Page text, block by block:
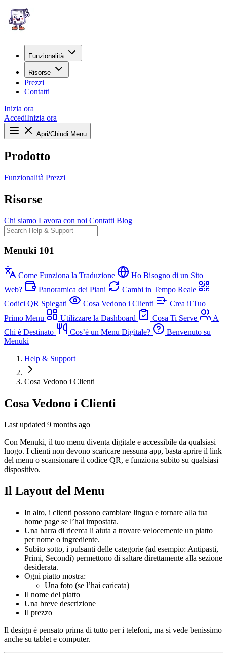
Funzionalità
Risorse
Prezzi
Contatti
Inizia ora
AccediInizia ora
Apri/Chiudi Menu
Prodotto
Funzionalità Prezzi
Risorse
Chi siamo Lavora con noi Contatti Blog
Menuki 101
Come Funziona la Traduzione
Ho Bisogno di un Sito
Web?
Panoramica dei Piani
Cambi in Tempo Reale
Codici QR Spiegati
Cosa Vedono i Clienti
Crea il Tuo
Primo Menu
Utilizzare la Dashboard Cosa Ti Serve
A
Chi è Destinato
Cos’è un Menu Digitale?
Benvenuto su
Menuki
Help & Support
Cosa Vedono i Clienti
Cosa Vedono i Clienti
Last updated 9 months ago
Con Menuki, il tuo menu diventa digitale e accessibile da qualsiasi
luogo. I clienti non devono scaricare nessuna app, basta aprire il link
del menu o scansionare il codice QR, e funziona subito su qualsiasi
dispositivo.
Il Layout del Menu
In alto, i clienti possono cambiare lingua e tornare alla tua
home page se l’hai impostata.
Una barra di ricerca li aiuta a trovare velocemente un piatto
per nome o ingrediente.
Subito sotto, i pulsanti delle categorie (ad esempio: Antipasti,
Primi, Secondi) permettono di saltare direttamente alla sezione
desiderata.
Ogni piatto mostra:
Una foto (se l’hai caricata)
Il nome del piatto
Una breve descrizione
Il prezzo
Il design è pensato prima di tutto per i telefoni, ma si vede benissimo
anche su tablet e computer.